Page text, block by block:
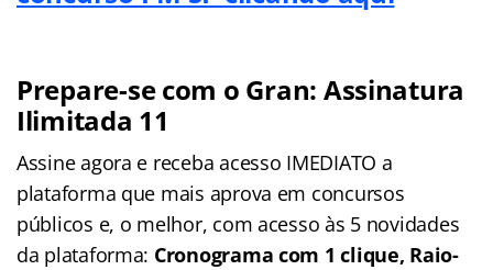
Prepare-se com o Gran: Assinatura
Ilimitada 11
Assine agora e receba acesso IMEDIATO a
plataforma que mais aprova em concursos
públicos e, o melhor, com acesso às 5 novidades
da plataforma: Cronograma com 1 clique, Raio-